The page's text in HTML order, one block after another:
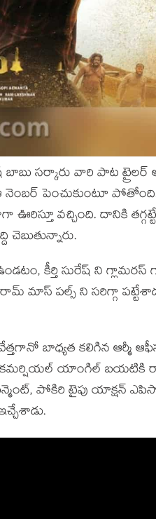
సర్కారు వారి పాట ట్రైలర్
పెంచుకుంటూ
వచ్చింది. దానికి
ఉండటం, కీర్తి సురేష్ ని
మాస్ పల్స్ ని సరిగ్గా
బాధ్యత కలిగిన ఆర్మీ
కమర్షియల్ యాంగిల్
పోకిరి టైపు యాక్షన్